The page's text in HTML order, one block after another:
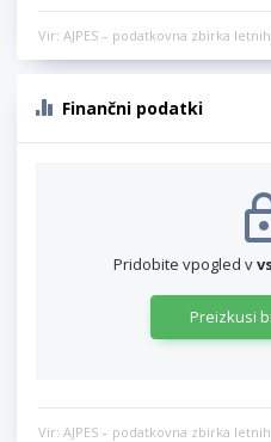
Vir: AJPES – podatkovna zbirka
Finančni podatki
Pridobite vpogled v
Preizkusi
Vir: AJPES – podatkovna zbirka